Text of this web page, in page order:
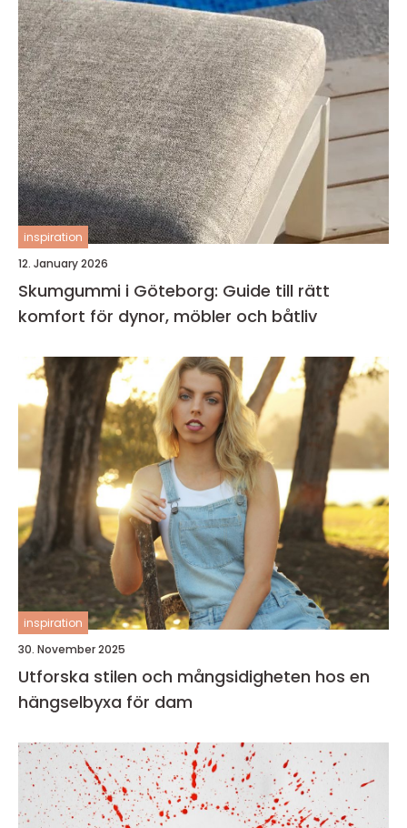
inspiration
12. January 2026
Skumgummi i Göteborg: Guide till rätt
komfort för dynor, möbler och båtliv
inspiration
30. November 2025
Utforska stilen och mångsidigheten hos en
hängselbyxa för dam